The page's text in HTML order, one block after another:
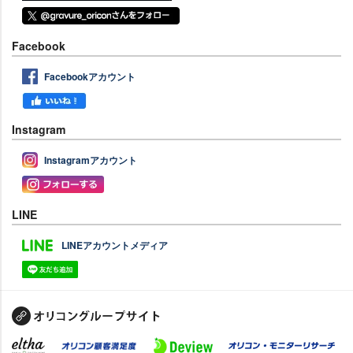
Facebook
Facebookアカウント
Instagram
Instagramアカウント
LINE
LINEアカウントメディア